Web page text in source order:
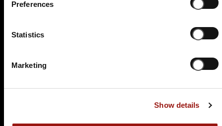
Preferences
Statistics
Marketing
Show details
Bootshaus Oberhausen
46049 Oberhausen